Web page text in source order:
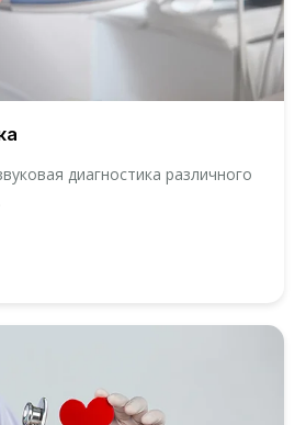
диагностика различного